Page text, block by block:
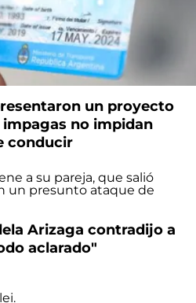
un proyecto
no impidan
conducir
Arizaga contradijo a
aclarado"